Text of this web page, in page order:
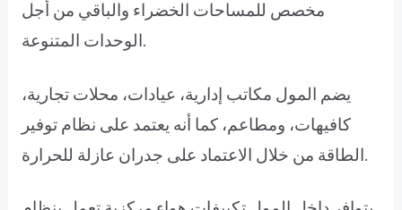
مخصص للمساحات الخضراء والباقي من أجل
الوحدات المتنوعة.
يضم المول مكاتب إدارية، عيادات، محلات تجارية،
كافيهات، ومطاعم، كما أنه يعتمد على نظام توفير
الطاقة من خلال الاعتماد على جدران عازلة للحرارة.